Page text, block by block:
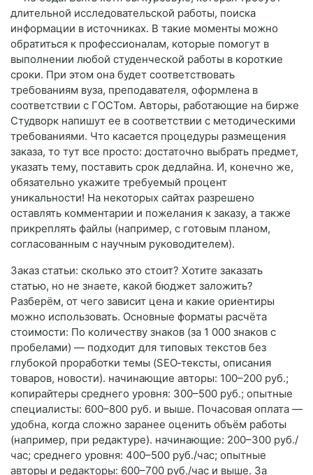
длительной исследовательской работы, поиска
информации в источниках. В такие моменты можно
обратиться к профессионалам, которые помогут в
выполнении любой студенческой работы в короткие
сроки. При этом она будет соответствовать
требованиям вуза, преподавателя, оформлена в
соответствии с ГОСТом. Авторы, работающие на бирже
Студворк напишут ее в соответствии с методическими
требованиями. Что касается процедуры размещения
заказа, то тут все просто: достаточно выбрать предмет,
указать тему, поставить срок дедлайна. И, конечно же,
обязательно укажите требуемый процент
уникальности! На некоторых сайтах разрешено
оставлять комментарии и пожелания к заказу, а также
прикреплять файлы (например, с готовым планом,
согласованным с научным руководителем).
Заказ статьи: сколько это стоит? Хотите заказать
статью, но не знаете, какой бюджет заложить?
Разберём, от чего зависит цена и какие ориентиры
можно использовать. Основные форматы расчёта
стоимости: По количеству знаков (за 1 000 знаков с
пробелами) — подходит для типовых текстов без
глубокой проработки темы (SEO‑тексты, описания
товаров, новости). начинающие авторы: 100–200 руб.;
копирайтеры среднего уровня: 300–500 руб.; опытные
специалисты: 600–800 руб. и выше. Почасовая оплата —
удобна, когда сложно заранее оценить объём работы
(например, при редактуре). начинающие: 200–300 руб./
час; среднего уровня: 400–500 руб./час; опытные
авторы и редакторы: 600–700 руб./час и выше. За